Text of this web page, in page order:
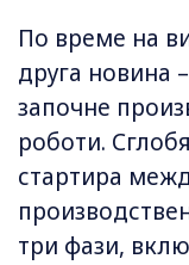
По време на
друга новина
започне
роботи.
стартира
три фази,